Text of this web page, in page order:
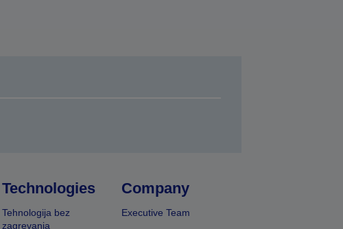
Technologies
Tehnologija bez
zagrevanja
Company
Executive Team